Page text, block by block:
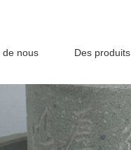
de nous Des produits